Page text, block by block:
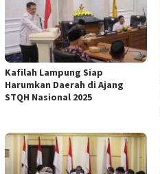
Kafilah Lampung Siap
Harumkan Daerah di Ajang
STQH Nasional 2025